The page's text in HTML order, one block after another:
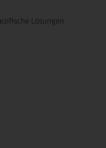
Lösungen